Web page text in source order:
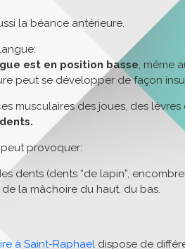
la béance antérieure.
est en position basse, même
peut se développer de façon
musculaires des joues, des
provoquer:
dents (dents “de lapin”,
la mâchoire du haut, du bas.
à Saint-Raphael dispose de